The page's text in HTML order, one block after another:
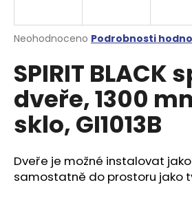
Průměrné
produktu
je
0,0
z
5
hvězdiček.
Neohodnoceno Podrobnosti
SPIRIT BLACK
dveře, 1300
sklo, GI1013B
Dveře je možné instalovat
samostatně do prostoru jako
j
t
?
HLEDAT